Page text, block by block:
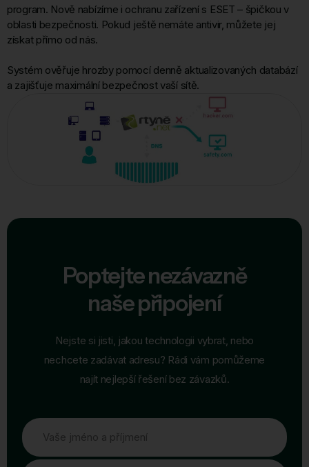
program. Nově nabízíme i ochranu zařízení s ESET – špičkou v
oblasti bezpečnosti. Pokud ještě nemáte antivir, můžete jej
získat přímo od nás.
Systém ověřuje hrozby pomocí denně aktualizovaných databází
a zajišťuje maximální bezpečnost vaší sítě.
Poptejte nezávazně
naše připojení
Nejste si jisti, jakou technologii vybrat, nebo
nechcete zadávat adresu? Rádi vám pomůžeme
najít nejlepší řešení bez závazků.
Vaše jméno a příjmení